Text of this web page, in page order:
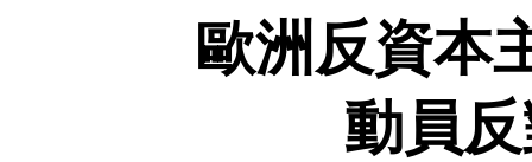
歐洲反資本
動員